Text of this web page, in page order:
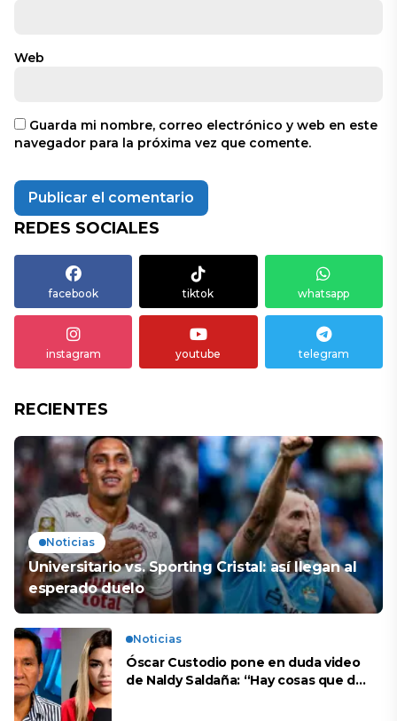
Web
Guarda mi nombre, correo electrónico y web en este
navegador para la próxima vez que comente.
REDES SOCIALES
facebook tiktok whatsapp
instagram youtube telegram
RECIENTES
Noticias
Universitario vs. Sporting Cristal: así llegan al
esperado duelo
Noticias
Óscar Custodio pone en duda video
de Naldy Saldaña: “Hay cosas que de